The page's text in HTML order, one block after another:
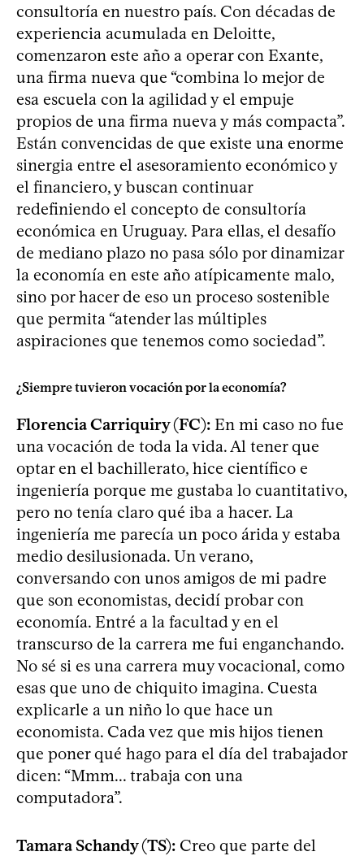
consultoría en nuestro país. Con décadas de
experiencia acumulada en Deloitte,
comenzaron este año a operar con Exante,
una firma nueva que “combina lo mejor de
esa escuela con la agilidad y el empuje
propios de una firma nueva y más compacta”.
Están convencidas de que existe una enorme
sinergia entre el asesoramiento económico y
el financiero, y buscan continuar
redefiniendo el concepto de consultoría
económica en Uruguay. Para ellas, el desafío
de mediano plazo no pasa sólo por dinamizar
la economía en este año atípicamente malo,
sino por hacer de eso un proceso sostenible
que permita “atender las múltiples
aspiraciones que tenemos como sociedad”.
¿Siempre tuvieron vocación por la economía?
Florencia Carriquiry (FC): En mi caso no fue
una vocación de toda la vida. Al tener que
optar en el bachillerato, hice científico e
ingeniería porque me gustaba lo cuantitativo,
pero no tenía claro qué iba a hacer. La
ingeniería me parecía un poco árida y estaba
medio desilusionada. Un verano,
conversando con unos amigos de mi padre
que son economistas, decidí probar con
economía. Entré a la facultad y en el
transcurso de la carrera me fui enganchando.
No sé si es una carrera muy vocacional, como
esas que uno de chiquito imagina. Cuesta
explicarle a un niño lo que hace un
economista. Cada vez que mis hijos tienen
que poner qué hago para el día del trabajador
dicen: “Mmm... trabaja con una
computadora”.
Tamara Schandy (TS): Creo que parte del